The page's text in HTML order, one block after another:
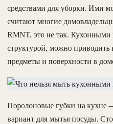
средствами для уборки. Ими
считают многие
RMNT, это не так. Кухонными
структурой, можно приводить
предметы и поверхности в
Поролоновые губки на кухне
вариант для мытья посуды.